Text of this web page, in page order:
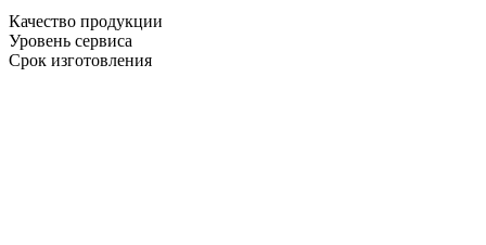
Качество продукции
Уровень сервиса
Срок изготовления